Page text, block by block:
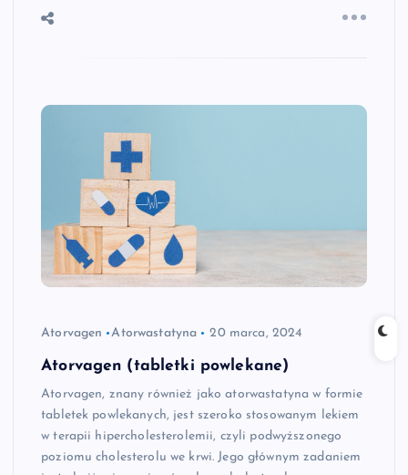
Atorvagen Atorwastatyna 20 marca, 2024
Atorvagen (tabletki powlekane)
Atorvagen, znany również jako atorwastatyna w formie
tabletek powlekanych, jest szeroko stosowanym lekiem
w terapii hipercholesterolemii, czyli podwyższonego
poziomu cholesterolu we krwi. Jego głównym zadaniem